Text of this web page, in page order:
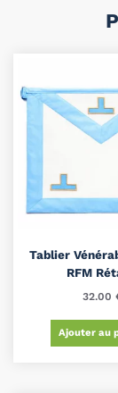
Tablier
RFM
32.00
Ajouter au